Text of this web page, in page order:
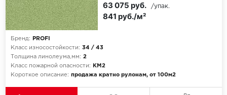
Бренд:
PROFI
Класс износостойкости: 34 / 43
Толщина линолеума,мм: 2
Класс пожарной опасности:
КМ2
Короткое описание: продажа кратно рулонам, от 100м2
841 руб./м²
63 075 руб. /упак.